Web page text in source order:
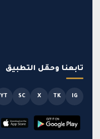
تابعنا وحمّل التطبيق
IG
TK
X
SC
YT